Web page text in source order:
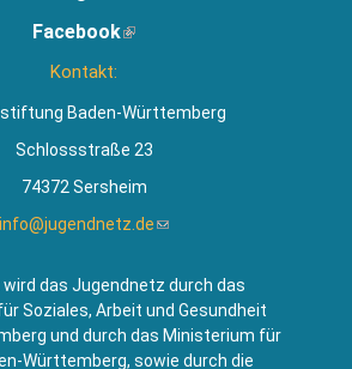
extern)
Facebook(Link
Kontakt:
Baden-Württemberg
Schlossstraße 23
74372 Sersheim
info@jugendnetz.de(Link
Mail)
das Jugendnetz durch das
Soziales, Arbeit und Gesundheit
und durch das Ministerium für
Württemberg, sowie durch die